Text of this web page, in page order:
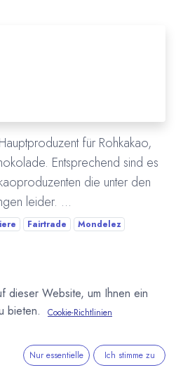
für Rohkakao,
Entsprechend sind es
die unter den
leider. ...
Fairtrade
Mondelez
dieser Website, um Ihnen ein
bieten.
Cookie-Richtlinien
Nur essentielle Ich stimme zu